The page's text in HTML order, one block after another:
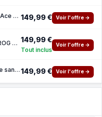
gaming sans fil ROG Harpe II Ace Black 149,99 € Voir l'offre →
Souris gaming sans fil Asus ROG Harpe II Ace Black 149,99 €
Tout inclus
Voir l'offre →
Asus Souris ROG Harpe II Ace sans fil 42000 DPI RGB 149,99 € Voir l'offre →